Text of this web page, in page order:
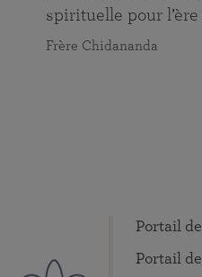
spirituelle pour
Frère Chidananda
Portail
Portail